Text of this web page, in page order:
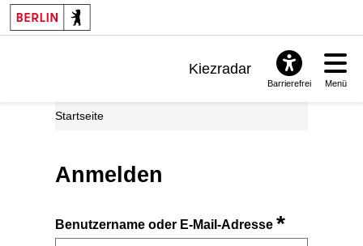
Kiezradar
Barrierefrei Menü
Startseite
Anmelden
Benutzername oder E-Mail-Adresse*